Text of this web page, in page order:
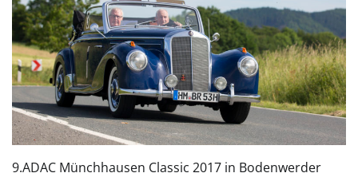
9.ADAC Münchhausen Classic 2017 in Bodenwerder